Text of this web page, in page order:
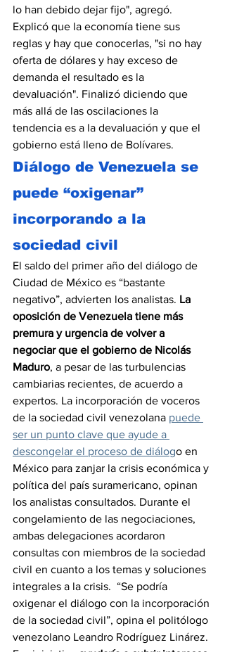
lo han debido dejar fijo", agregó.
Explicó que la economía tiene sus
reglas y hay que conocerlas, "si no hay
oferta de dólares y hay exceso de
demanda el resultado es la
devaluación". Finalizó diciendo que
más allá de las oscilaciones la
tendencia es a la devaluación y que el
gobierno está lleno de Bolívares.
Diálogo de Venezuela se
puede “oxigenar”
incorporando a la
sociedad civil
El saldo del primer año del diálogo de
Ciudad de México es “bastante
negativo”, advierten los analistas. La
oposición de Venezuela tiene más
premura y urgencia de volver a
negociar que el gobierno de Nicolás
Maduro, a pesar de las turbulencias
cambiarias recientes, de acuerdo a
expertos. La incorporación de voceros
de la sociedad civil venezolana puede
ser un punto clave que ayude a
descongelar el proceso de diálogo en
México para zanjar la crisis económica y
política del país suramericano, opinan
los analistas consultados. Durante el
congelamiento de las negociaciones,
ambas delegaciones acordaron
consultas con miembros de la sociedad
civil en cuanto a los temas y soluciones
integrales a la crisis.  “Se podría
oxigenar el diálogo con la incorporación
de la sociedad civil”, opina el politólogo
venezolano Leandro Rodríguez Linárez.